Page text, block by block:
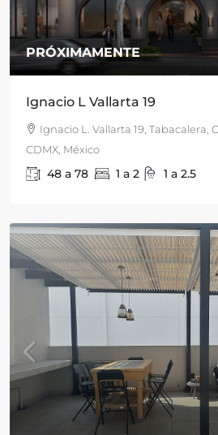
PRÓXIMAMENTE
Ignacio L Vallarta 19
Ignacio L. Vallarta 19, Tabacalera,
CDMX, México
48 a 78 1 a 2 1 a 2.5